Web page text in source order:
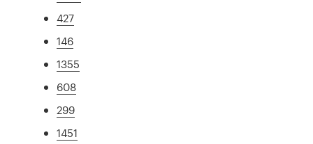
427
146
1355
608
299
1451